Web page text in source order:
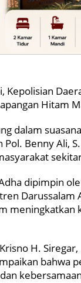
Kepolisian
Hitam
dalam
Benny Ali,
dipimpin
meningkatkan
H.
bahwa